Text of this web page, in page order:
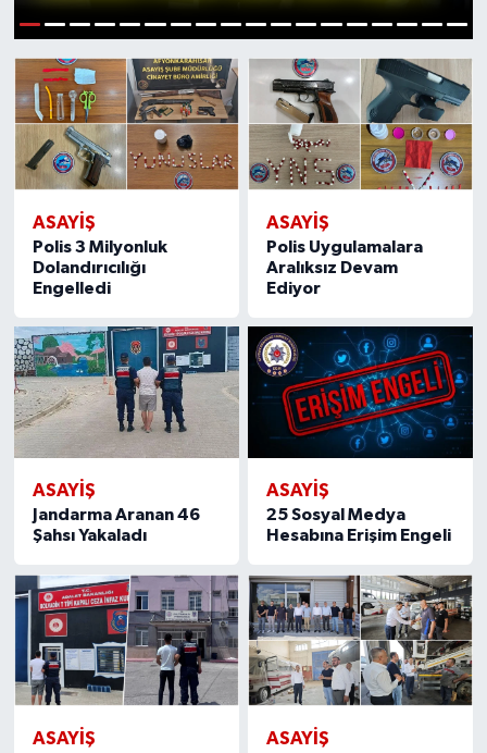
Karatepe İtirafçı Oldu
ASAYIŞ
Polis 3 Milyonluk
Dolandırıcılığı
Engelledi
ASAYIŞ
Polis Uygulamalara
Aralıksız Devam
Ediyor
ASAYIŞ
Jandarma Aranan 46
Şahsı Yakaladı
ASAYIŞ
25 Sosyal Medya
Hesabına Erişim Engeli
ASAYIŞ ASAYIŞ